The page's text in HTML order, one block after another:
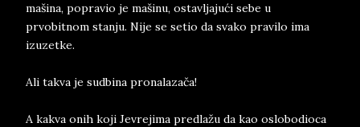
mašina, popravio je mašinu, ostavljajući sebe u
prvobitnom stanju. Nije se setio da svako pravilo ima
izuzetke.
Ali takva je sudbina pronalazača!
A kakva onih koji Jevrejima predlažu da kao oslobodioca